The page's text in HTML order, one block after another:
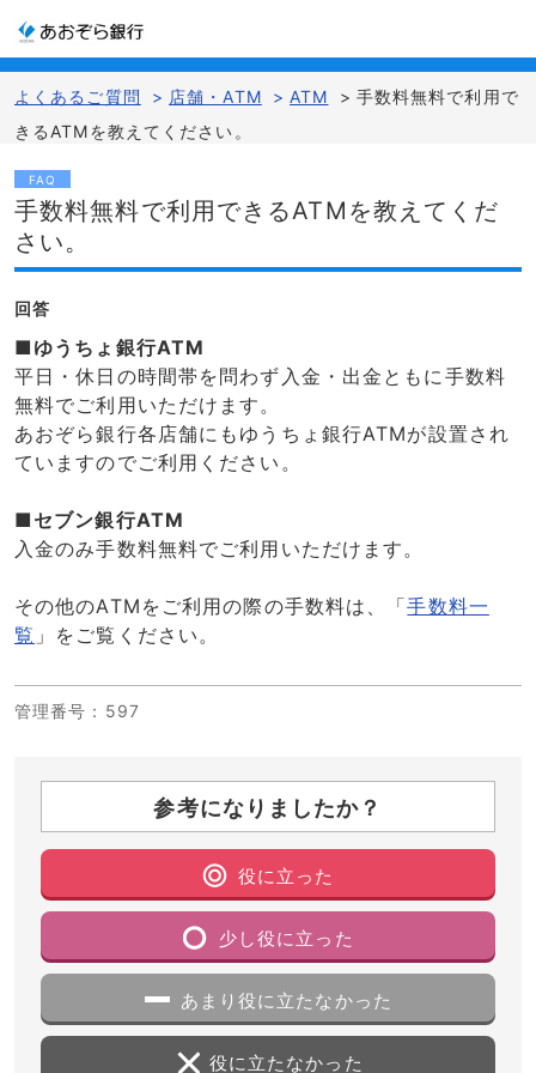
よくあるご質問 > 店舗・ATM > ATM > 手数料無料で利用で
きるATMを教えてください。
FAQ
手数料無料で利用できるATMを教えてくだ
さい。
回答
■ゆうちょ銀行ATM
平日・休日の時間帯を問わず入金・出金ともに手数料
無料でご利用いただけます。
あおぞら銀行各店舗にもゆうちょ銀行ATMが設置され
ていますのでご利用ください。
■セブン銀行ATM
入金のみ手数料無料でご利用いただけます。
その他のATMをご利用の際の手数料は、「手数料一
覧 」をご覧ください。
管理番号 ：597
参考になりましたか？
役に立った
少し役に立った
あまり役に立たなかった
役に立たなかった